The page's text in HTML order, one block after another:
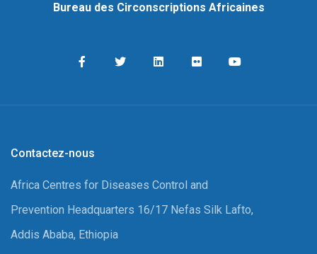
Bureau des Circonscriptions Africaines
Contactez-nous
Africa Centres for Diseases Control and
Prevention Headquarters 16/17 Nefas Silk Lafto,
Addis Ababa, Ethiopia